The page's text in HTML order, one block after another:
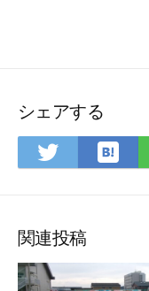
シェアする
Twitter
ェ
ア
は
ク
関連投稿